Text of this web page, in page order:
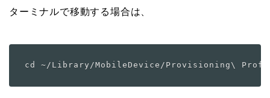
ターミナルで移動する場合は、